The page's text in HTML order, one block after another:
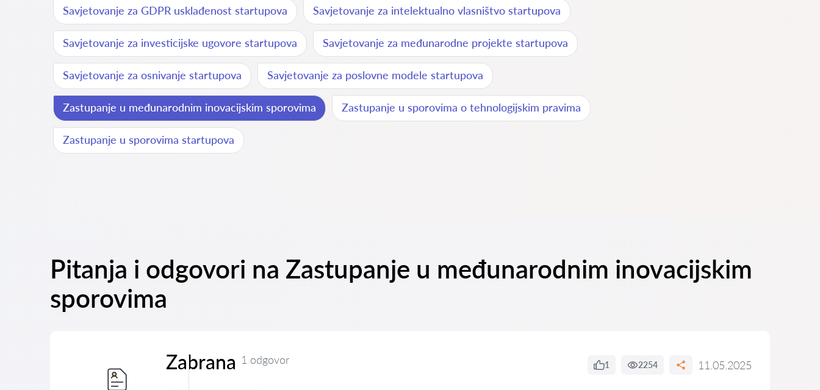
Savjetovanje za GDPR usklađenost startupova Savjetovanje za intelektualno vlasništvo startupova
Savjetovanje za investicijske ugovore startupova Savjetovanje za međunarodne projekte startupova
Savjetovanje za osnivanje startupova Savjetovanje za poslovne modele startupova
Zastupanje u međunarodnim inovacijskim sporovima Zastupanje u sporovima o tehnologijskim pravima
Zastupanje u sporovima startupova
Pitanja i odgovori na Zastupanje u međunarodnim inovacijskim
sporovima
Zabrana 1 odgovor 1 2254 11.05.2025